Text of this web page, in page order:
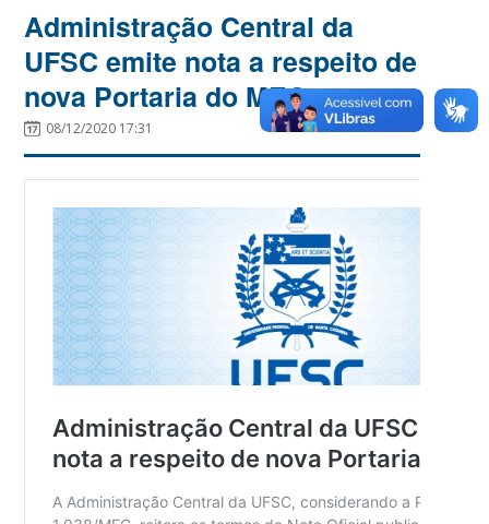
Administração Central da
UFSC emite nota a respeito de
nova Portaria do MEC
08/12/2020 17:31